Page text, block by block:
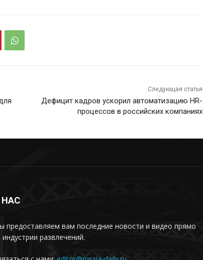
Следующая статья
Дефицит кадров ускорил автоматизацию HR-
процессов в российских компаниях
НАС
предоставляем вам последние новости и видео прямо
индустрии развлечений.